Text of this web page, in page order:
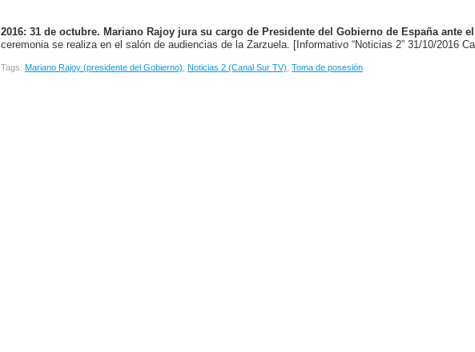
2016: 31 de octubre. Mariano Rajoy jura su cargo de Presidente del Gobierno de España ante
ceremonia se realiza en el salón de audiencias de la Zarzuela. [Informativo “Noticias 2” 31/10/2016
Tags: Mariano Rajoy (presidente del Gobierno) Noticias 2 (Canal Sur TV) Toma de posesión